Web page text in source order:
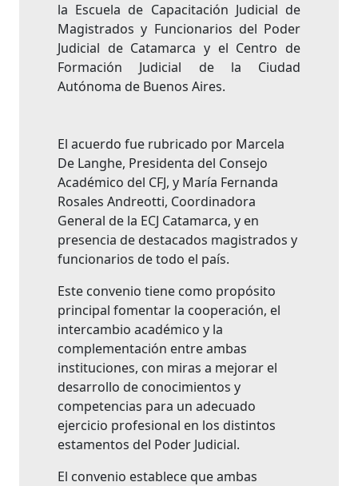
la Escuela de Capacitación Judicial de
Magistrados y Funcionarios del Poder
Judicial de Catamarca y el Centro de
Formación Judicial de la Ciudad
Autónoma de Buenos Aires.
El acuerdo fue rubricado por Marcela
De Langhe, Presidenta del Consejo
Académico del CFJ, y María Fernanda
Rosales Andreotti, Coordinadora
General de la ECJ Catamarca, y en
presencia de destacados magistrados y
funcionarios de todo el país.
Este convenio tiene como propósito
principal fomentar la cooperación, el
intercambio académico y la
complementación entre ambas
instituciones, con miras a mejorar el
desarrollo de conocimientos y
competencias para un adecuado
ejercicio profesional en los distintos
estamentos del Poder Judicial.
El convenio establece que ambas